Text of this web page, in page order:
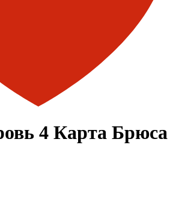
4 Карта Брюса